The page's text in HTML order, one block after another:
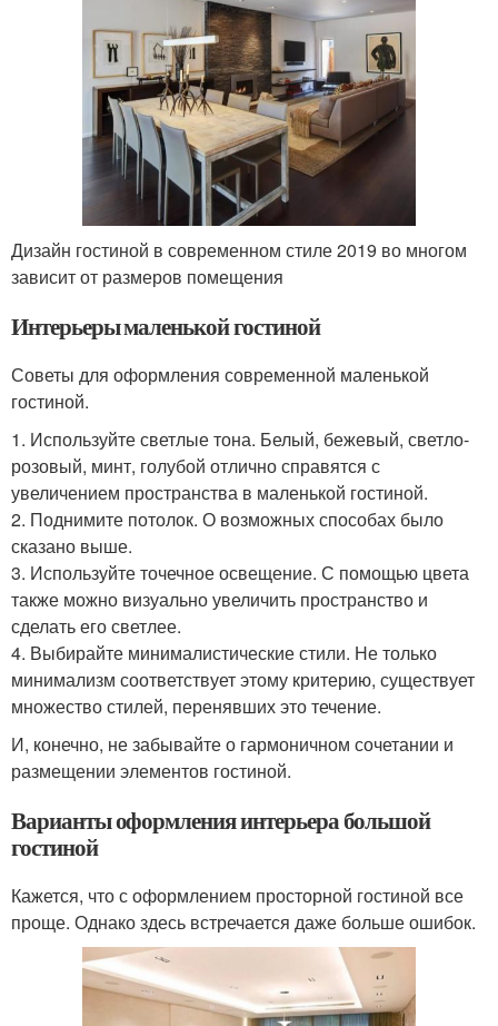
Дизайн гостиной в современном стиле 2019 во многом
зависит от размеров помещения
Интерьеры маленькой гостиной
Советы для оформления современной маленькой
гостиной.
1. Используйте светлые тона. Белый, бежевый, светло-
розовый, минт, голубой отлично справятся с
увеличением пространства в маленькой гостиной.
2. Поднимите потолок. О возможных способах было
сказано выше.
3. Используйте точечное освещение. С помощью цвета
также можно визуально увеличить пространство и
сделать его светлее.
4. Выбирайте минималистические стили. Не только
минимализм соответствует этому критерию, существует
множество стилей, перенявших это течение.
И, конечно, не забывайте о гармоничном сочетании и
размещении элементов гостиной.
Варианты оформления интерьера большой
гостиной
Кажется, что с оформлением просторной гостиной все
проще. Однако здесь встречается даже больше ошибок.